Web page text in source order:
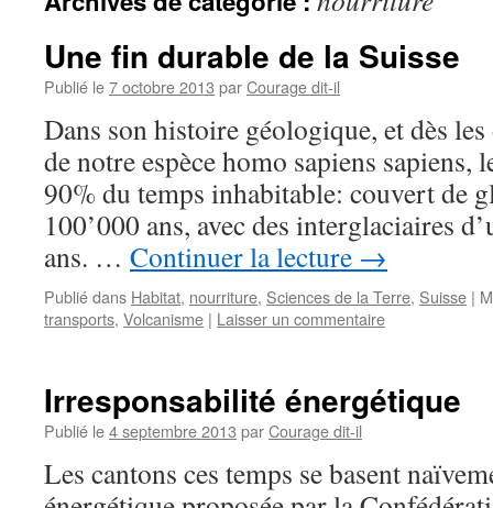
Une fin durable de la Suisse
Publié le7 octobre 2013 parCourage dit-il
Dans son histoire géologique, et dès les
de notre espèce homo sapiens sapiens,
90% du temps inhabitable: couvert de
100’000 ans, avec des interglaciaires
ans. … Continuer la lecture →
Publié dans Habitat, nourriture, Sciences de la Terre, Suisse |
transports, Volcanisme | Laisser un commentaire
Irresponsabilité énergétique
Publié le4 septembre 2013 parCourage dit-il
Les cantons ces temps se basent